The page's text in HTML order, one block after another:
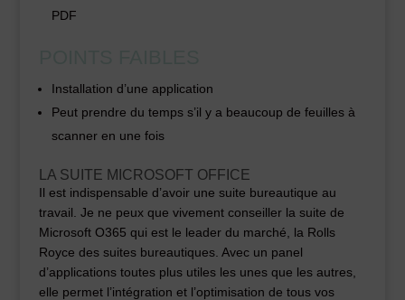
PDF
Installation d’une application
Peut prendre du temps s’il y a beaucoup de feuilles à
scanner en une fois
LA SUITE MICROSOFT OFFICE
Il est indispensable d’avoir une suite bureautique au
travail. Je ne peux que vivement conseiller la suite de
Microsoft O365 qui est le leader du marché, la Rolls
Royce des suites bureautiques. Avec un panel
d’applications toutes plus utiles les unes que les autres,
elle permet l’intégration et l’optimisation de tous vos